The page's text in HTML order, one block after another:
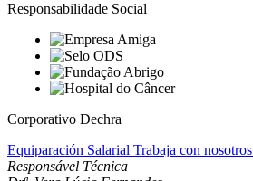
Responsabilidade Social
Corporativo Dechra
Equiparación Salarial Trabaja con nosotros
Responsável Técnica